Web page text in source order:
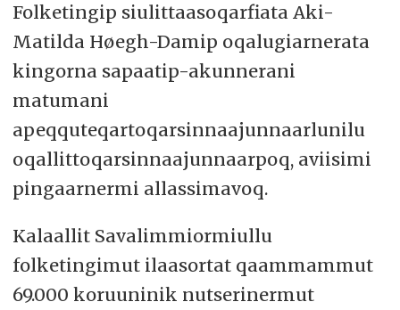
Folketingip siulittaasoqarfiata Aki-
Matilda Høegh-Damip oqalugiarnerata
kingorna sapaatip-akunnerani
matumani
apeqquteqartoqarsinnaajunnaarlunilu
oqallittoqarsinnaajunnaarpoq, aviisimi
pingaarnermi allassimavoq.
Kalaallit Savalimmiormiullu
folketingimut ilaasortat qaammammut
69.000 koruuninik nutserinermut